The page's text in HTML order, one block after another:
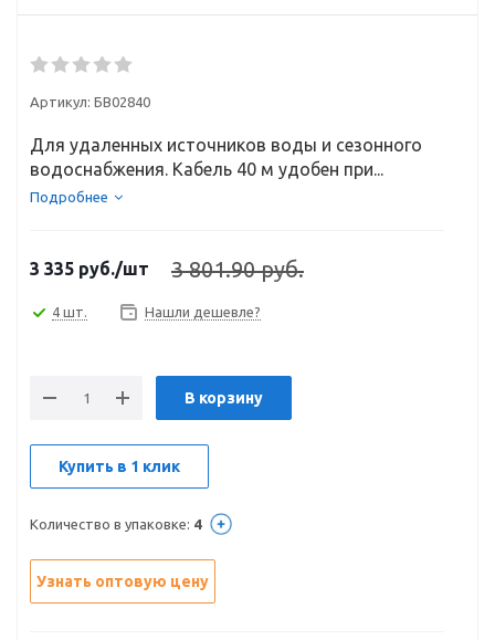
Артикул: БВ02840
Для удаленных источников воды и сезонного
водоснабжения. Кабель 40 м удобен при...
Подробнее
3 335 руб./шт 3 801.90 руб.
4 шт. Нашли дешевле?
В корзину
Купить в 1 клик
Количество в упаковке: 4
Узнать оптовую цену